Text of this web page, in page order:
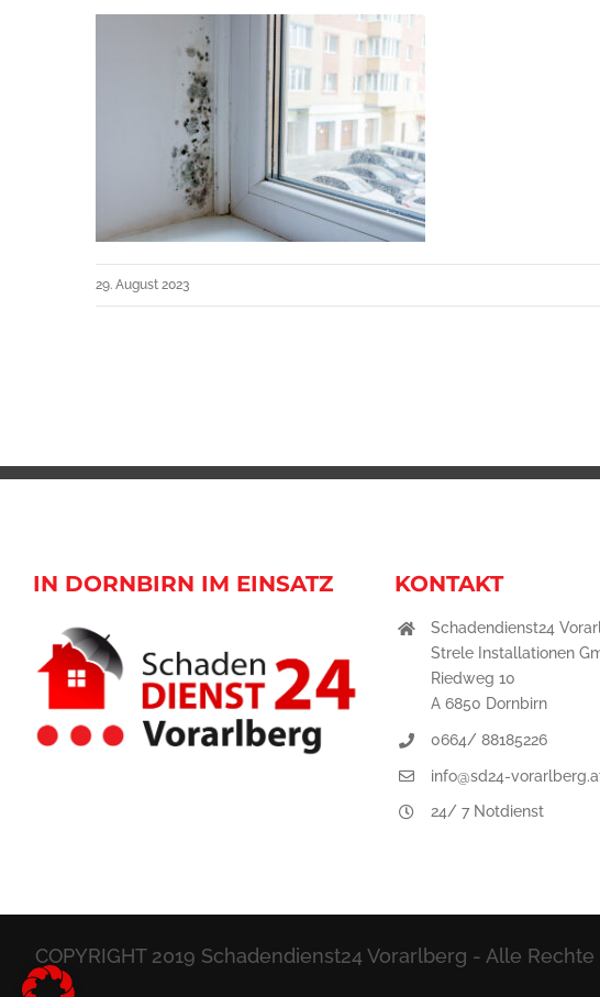
29. August 2023
IN DORNBIRN IM EINSATZ KONTAKT
Schadendienst24
Strele Installationen
Riedweg 10
A 6850 Dornbirn
0664/ 88185226
info@sd24-
24/ 7 Notdienst
COPYRIGHT 2019 Schadendienst24 Vorarlberg - Alle